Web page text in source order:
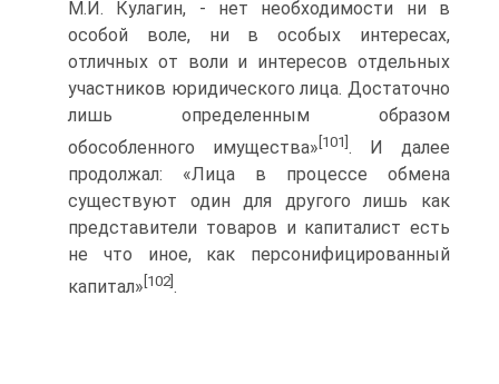
М.И. Кулагин, - нет необходимости ни в
особой воле, ни в особых интересах,
отличных от воли и интересов отдельных
участ­ников юридического лица. Достаточно
лишь определенным образом
обособленного имущества» [101] . И далее
продолжал: «Лица в процессе обмена
существуют один для другого лишь как
представители товаров и капиталист есть
не что иное, как персони­фицированный
капитал» [102].